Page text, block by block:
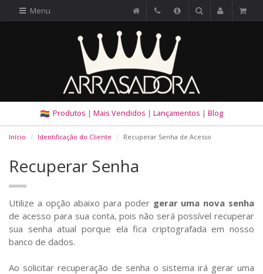
Menu
Produtos | Mais Vendidos | Lançamentos | Blog
Início Identificação do Cliente Recuperar Senha de Acesso
Recuperar Senha
Utilize a opção abaixo para poder gerar uma nova senha
de acesso para sua conta, pois não será possível recuperar
sua senha atual porque ela fica criptografada em nosso
banco de dados.
Ao solicitar recuperação de senha o sistema irá gerar uma